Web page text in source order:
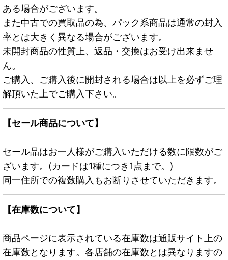
ある場合がございます。
また中古での買取品の為、パック系商品は通常の封入
率とは大きく異なる場合がございます。
未開封商品の性質上、返品・交換はお受け出来ませ
ん。
ご購入、ご購入後に開封される場合は以上を必ずご理
解頂いた上でご購入下さい。
【セール商品について】
セール品はお一人様がご購入いただける数に限数がご
ざいます。(カードは1種につき1点まで。)
同一住所での複数購入もお断りさせていただきます。
【在庫数について】
商品ページに表示されている在庫数は通販サイト上の
在庫数となります。各店舗の在庫数とは異なりますの